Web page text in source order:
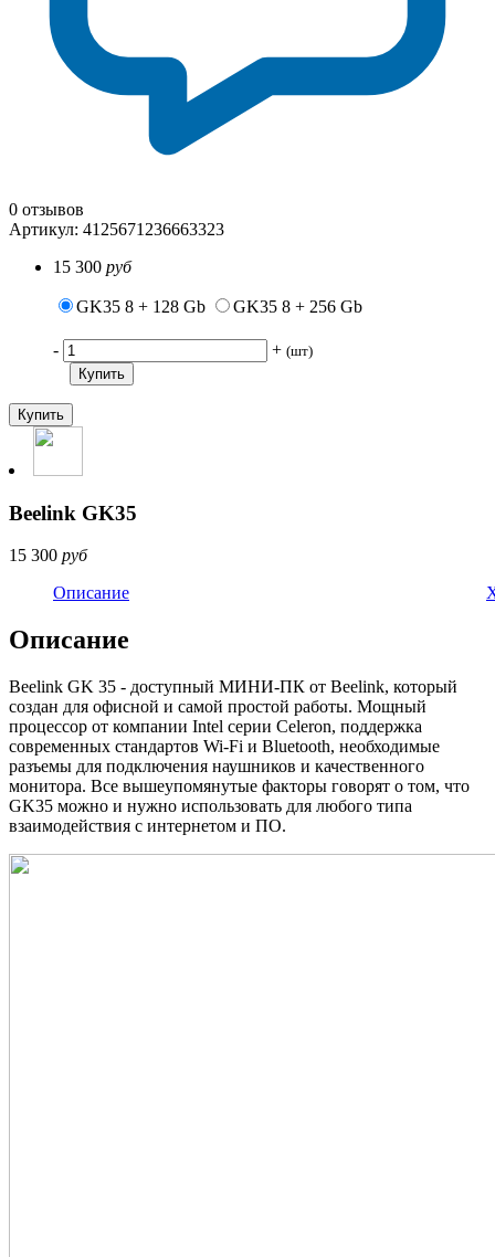
0 отзывов
Артикул: 4125671236663323
15 300 руб
GK35 8 + 128 Gb GK35 8 + 256 Gb
- + (шт)
Купить
Купить
Beelink GK35
15 300 руб
Описание
Описание
Beelink GK 35 - доступный МИНИ-ПК от Beelink, который
создан для офисной и самой простой работы. Мощный
процессор от компании Intel серии Celeron, поддержка
современных стандартов Wi-Fi и Bluetooth, необходимые
разъемы для подключения наушников и качественного
монитора. Все вышеупомянутые факторы говорят о том, что
GK35 можно и нужно использовать для любого типа
взаимодействия с интернетом и ПО.